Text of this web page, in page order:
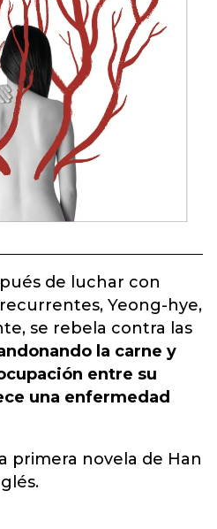
de luchar con
Yeong-hye,
se rebela contra las
la carne y
entre su
una enfermedad
primera novela de Han